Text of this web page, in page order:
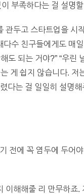
부족하다는 걸 설명
두고 스타트업을 시
수 친구들에게도 매
되는 거야?” “우린
게 쉽지 않습니다.
다는 걸 일일히 설명
전에 꼭 염두에 두어
해해줄 리 만무하